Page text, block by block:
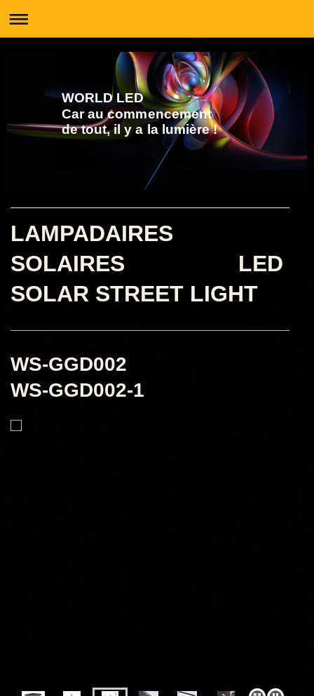
WORLD LED
Car au commencement
de tout, il y a la lumière !
LAMPADAIRES
SOLAIRES LED
SOLAR STREET LIGHT
WS-GGD002
WS-GGD002-1